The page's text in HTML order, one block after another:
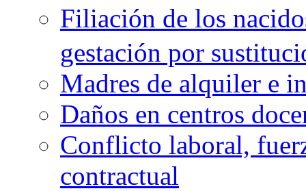
Filiación de los
gestación por
Madres de alquiler e
Daños en centros
Conflicto laboral,
contractual